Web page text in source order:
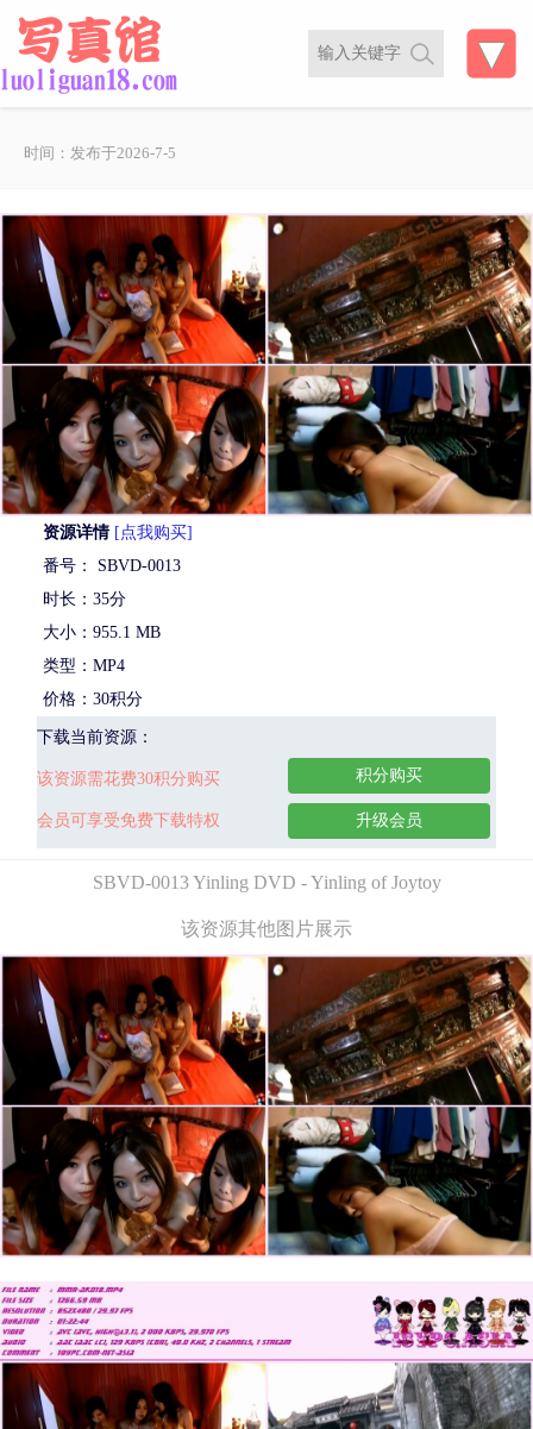
时间：发布于2026-7-5
资源详情 [点我购买]
番号： SBVD-0013
时长：35分
大小：955.1 MB
类型：MP4
价格：30积分
下载当前资源：
该资源需花费30积分购买
会员可享受免费下载特权
积分购买
升级会员
SBVD-0013 Yinling DVD - Yinling of Joytoy
该资源其他图片展示